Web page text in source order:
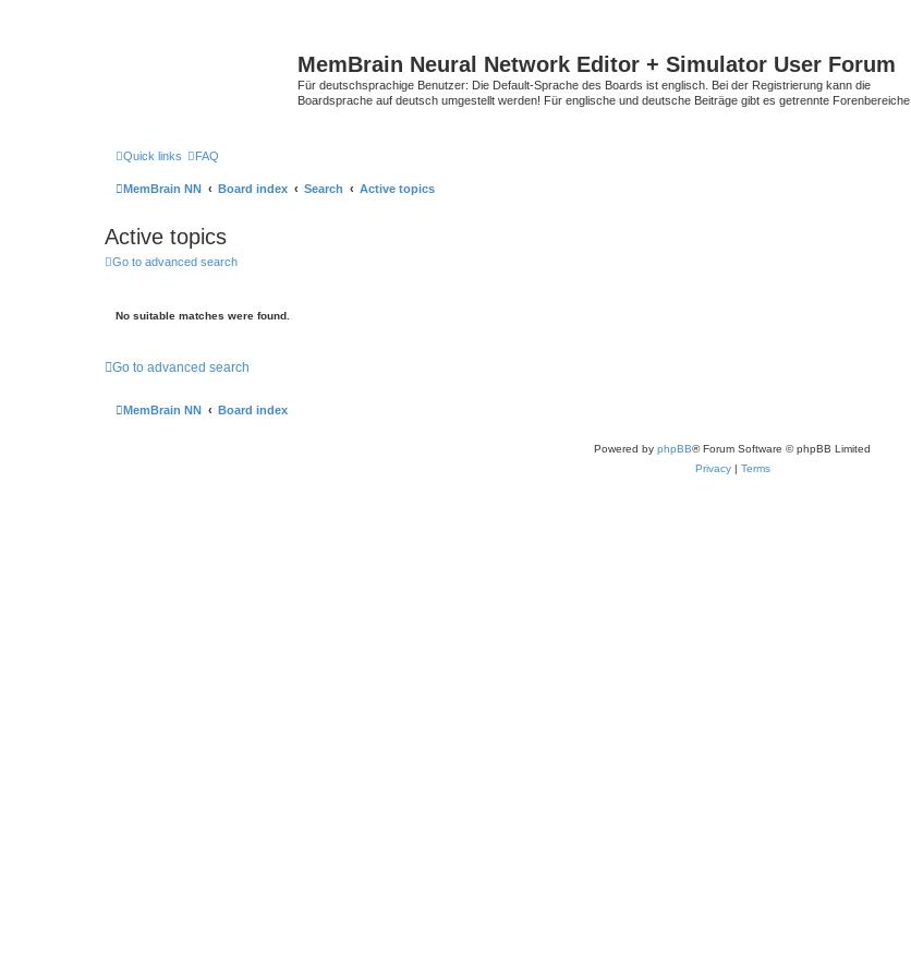
MemBrain Neural Network Editor + Simulator User Forum
Für deutschsprachige Benutzer: Die Default-Sprache des Boards ist englisch. Bei der Registrierung kann die
Boardsprache auf deutsch umgestellt werden! Für englische und deutsche Beiträge gibt es getrennte Forenbereiche.
Quick links FAQ
MemBrain NN Board index Search Active topics
Active topics
Go to advanced search
No suitable matches were found.
Go to advanced search
MemBrain NN Board index
Powered by phpBB® Forum Software © phpBB Limited
Privacy| Terms